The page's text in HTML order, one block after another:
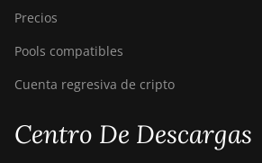
Precios
Pools compatibles
Cuenta regresiva de cripto
Centro De Descargas